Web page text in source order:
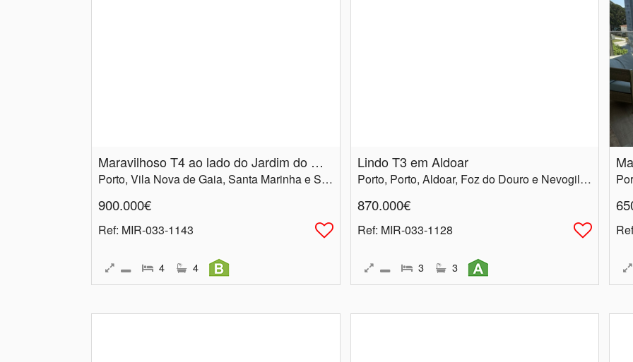
Maravilhoso T4 ao lado do Jardim do Morro
Porto, Vila Nova de Gaia, Santa Marinha e São Pedro da Afurada
900.000€
Ref: MIR-033-1143
4 4
Lindo T3 em Aldoar
Porto, Porto, Aldoar, Foz do Douro e Nevogilde
870.000€
Ref: MIR-033-1128
3 3